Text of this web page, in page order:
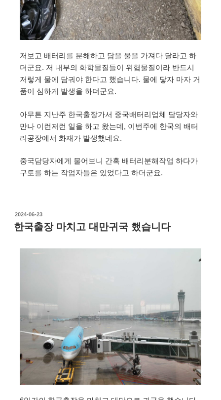
저보고 배터리를 분해하고 담을 물을 가져다 달라고 하
더군요. 저 내부의 화학물질들이 위험물질이라 반드시
저렇게 물에 담궈야 한다고 했습니다. 물에 닿자 마자 거
품이 심하게 발생을 하더군요.
아무튼 지난주 한국출장가서 중국배터리업체 담당자와
만나 이런저런 일을 하고 왔는데, 이번주에 한국의 배터
리공장에서 화재가 발생했네요.
중국담당자에게 물어보니 간혹 배터리분해작업 하다가
구토를 하는 작업자들은 있었다고 하더군요.
2024-06-23
한국출장 마치고 대만귀국 했습니다